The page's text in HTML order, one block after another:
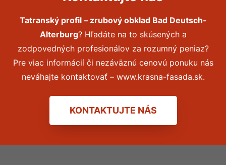
Tatranský profil – zrubový obklad Bad Deutsch-
Alterburg? Hľadáte na to skúsených a
zodpovedných profesionálov za rozumný peniaz?
Pre viac informácií či nezáväznú cenovú ponuku nás
neváhajte kontaktovať – www.krasna-fasada.sk.
KONTAKTUJTE NÁS